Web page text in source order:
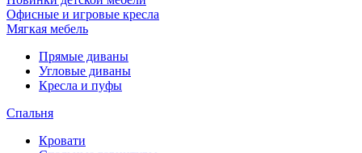
Офисные и игровые кресла
Мягкая мебель
Прямые диваны
Угловые диваны
Кресла и пуфы
Спальня
Кровати